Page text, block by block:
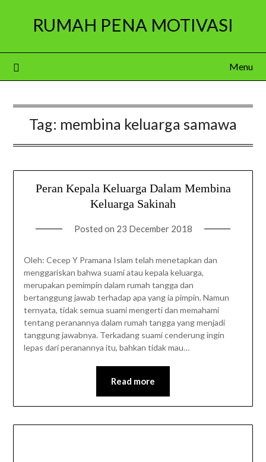
RUMAH PENA MOTIVASI
Menu
Tag: membina keluarga samawa
Peran Kepala Keluarga Dalam Membina
Keluarga Sakinah
Posted on 23 December 2018
Oleh: Cecep Y Pramana Islam telah menetapkan dan
menggariskan bahwa suami atau kepala keluarga,
merupakan pemimpin dalam rumah tangga dan
bertanggung jawab terhadap apa yang ia pimpin. Namun
ternyata, tidak semua suami mengerti dan memahami
tentang peranannya dalam rumah tangga yang menjadi
tanggung jawabnya. Terkadang suami cenderung ingin
lepas dari peranannya itu, bahkan tidak mau…
Read more